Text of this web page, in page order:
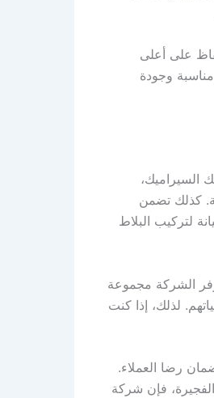
على أعلى
وجودة
السيراميك،
كذلك تضمن
لتركيب البلاط
الشركة مجموعة
لذلك، إذا كنت
رضا العملاء.
فإن شركة